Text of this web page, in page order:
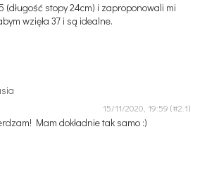
(długość stopy 24cm) i zaproponowali mi
wzięła 37 i są idealne.
15/11/2020, 19:59
Mam dokładnie tak samo :)